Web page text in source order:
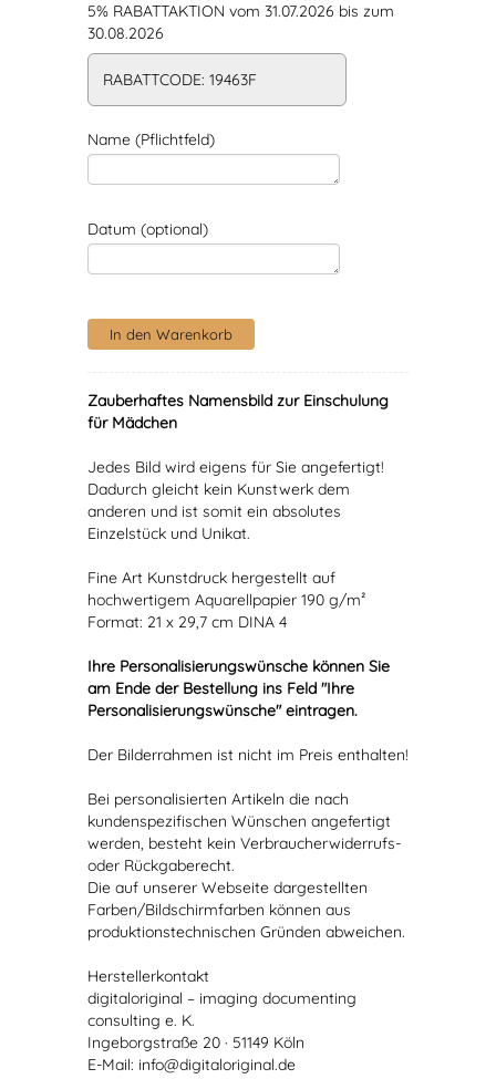
5% RABATTAKTION vom 31.07.2026 bis zum
30.08.2026
RABATTCODE: 19463F
Name (Pflichtfeld)
Datum (optional)
Zauberhaftes Namensbild zur Einschulung
für Mädchen
Jedes Bild wird eigens für Sie angefertigt!
Dadurch gleicht kein Kunstwerk dem
anderen und ist somit ein absolutes
Einzelstück und Unikat.
Fine Art Kunstdruck hergestellt auf
hochwertigem Aquarellpapier 190 g/m²
Format: 21 x 29,7 cm DINA 4
Ihre Personalisierungswünsche können Sie
am Ende der Bestellung ins Feld "Ihre
Personalisierungswünsche" eintragen.
Der Bilderrahmen ist nicht im Preis enthalten!
Bei personalisierten Artikeln die nach
kundenspezifischen Wünschen angefertigt
werden, besteht kein Verbraucherwiderrufs-
oder Rückgaberecht.
Die auf unserer Webseite dargestellten
Farben/Bildschirmfarben können aus
produktionstechnischen Gründen abweichen.
Herstellerkontakt
digitaloriginal – imaging documenting
consulting e. K.
Ingeborgstraße 20 · 51149 Köln
E-Mail: info@digitaloriginal.de